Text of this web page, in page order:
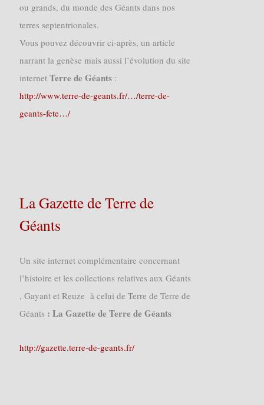
ou grands, du monde des Géants dans nos
terres septentrionales.
Vous pouvez découvrir ci-après, un article
narrant la genèse mais aussi l’évolution du site
internet Terre de Géants :
http://www.terre-de-geants.fr/…/terre-de-
geants-fete…/
La Gazette de Terre de
Géants
Un site internet complémentaire concernant
l’histoire et les collections relatives aux Géants
, Gayant et Reuze à celui de Terre de Terre de
Géants : La Gazette de Terre de Géants
http://gazette.terre-de-geants.fr/